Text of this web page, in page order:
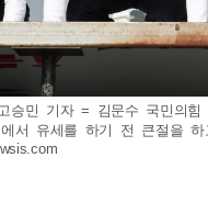
승민 기자 = 김문수 국민의
에서 유세를 하기 전 큰절을 하